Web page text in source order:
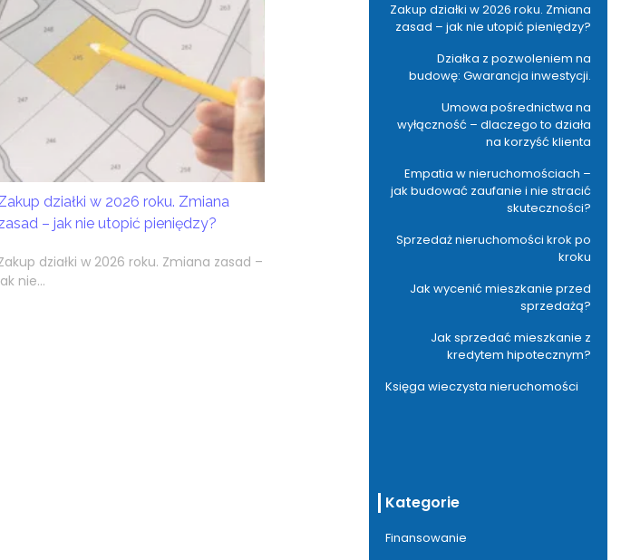
działki w 2026 roku. Zmiana
– jak nie utopić pieniędzy?
działki w 2026 roku. Zmiana zasad –
nie...
Zakup działki w 2026 roku. Zmiana
zasad – jak nie utopić pieniędzy?
Działka z pozwoleniem na
budowę: Gwarancja inwestycji.
Umowa pośrednictwa na
wyłączność – dlaczego to działa
na korzyść klienta
Empatia w nieruchomościach –
jak budować zaufanie i nie stracić
skuteczności?
Sprzedaż nieruchomości krok po
kroku
Jak wycenić mieszkanie przed
sprzedażą?
Jak sprzedać mieszkanie z
kredytem hipotecznym?
Księga wieczysta nieruchomości
Kategorie
Finansowanie